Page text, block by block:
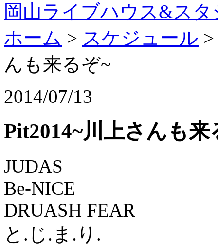
岡山ライブハウス&ス
ホーム > スケジュール
んも来るぞ~
2014/07/13
Pit2014~川上さんも来
JUDAS
Be-NICE
DRUASH FEAR
と.じ.ま.り.